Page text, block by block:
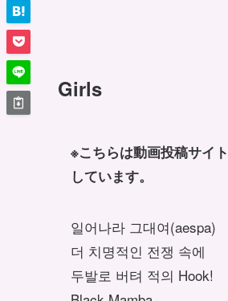
Girls
※こちらは動画投稿サイ
しています。
일어나라 그대여(aespa)
더 치명적인 전쟁 속에
두발로 버텨 적의 Hook!